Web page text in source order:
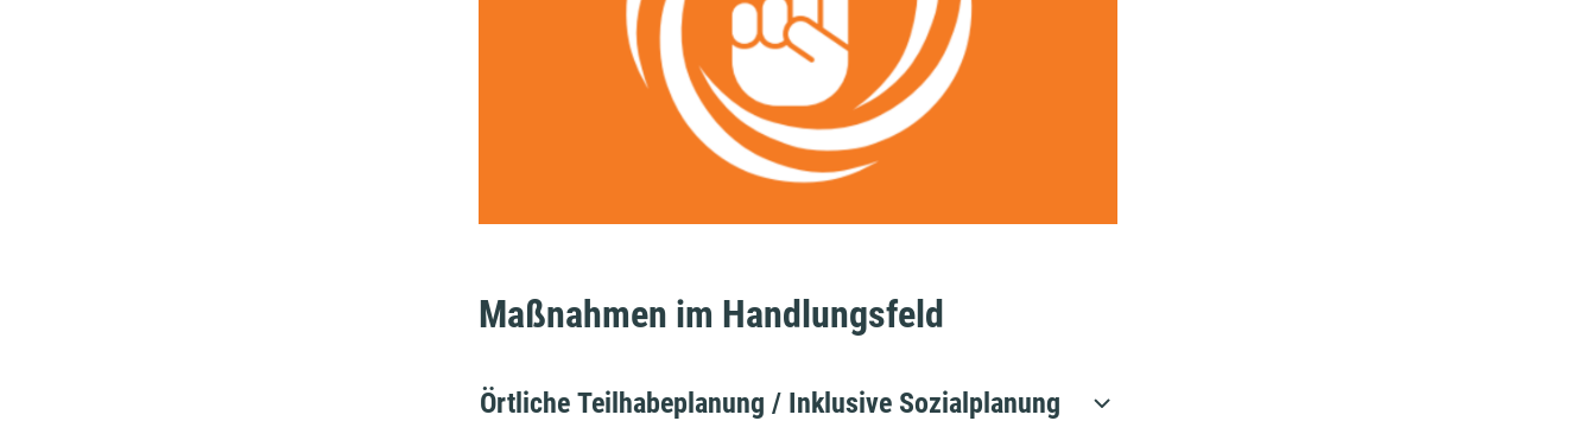
Maßnahmen im Handlungsfeld
Örtliche Teilhabeplanung / Inklusive Sozialplanung